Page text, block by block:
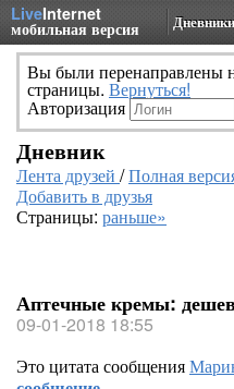
LiveInternet
мобильная версия Дневники
Вы были перенаправлены
страницы. Вернуться!
Авторизация
Дневник
Лента друзей /Полная
Добавить в друзья
Страницы: раньше»
Аптечные кремы:
09-01-2018 18:55
Это цитата сообщения